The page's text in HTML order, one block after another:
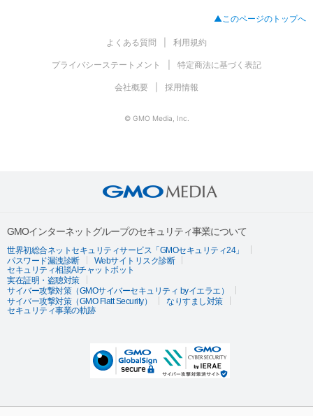
▲このページのトップへ
よくある質問 利用規約
プライバシーステートメント 特定商法に基づく表記
会社概要 採用情報
© GMO Media, Inc.
GMOインターネットグループのセキュリティ事業について
世界初総合ネットセキュリティサービス「GMOセキュリティ24」
パスワード漏洩診断
Webサイトリスク診断
セキュリティ相談AIチャットボット
実在証明・盗聴対策
サイバー攻撃対策（GMOサイバーセキュリティ byイエラエ）
サイバー攻撃対策（GMO Flatt Security）
なりすまし対策
セキュリティ事業の軌跡